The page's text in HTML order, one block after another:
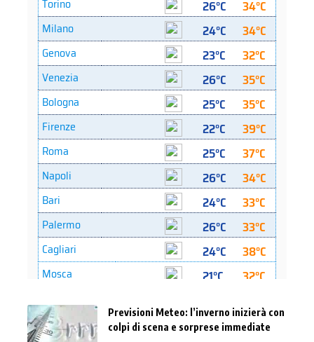
Previsioni Meteo: l’inverno inizierà con
colpi di scena e sorprese immediate